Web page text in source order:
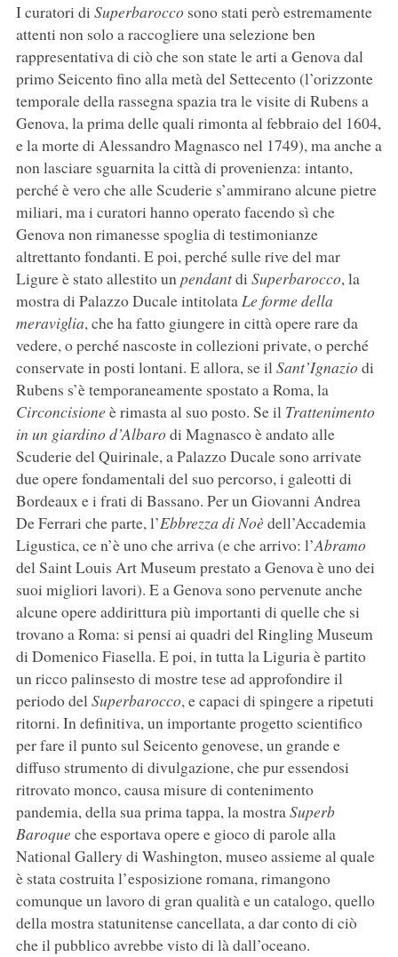
I curatori di Superbaroccosono stati però estremamente
attenti non solo a raccogliere una selezione ben
rappresentativa di ciò che son state le arti a Genova dal
primo Seicento fino alla metà del Settecento (l’orizzonte
temporale della rassegna spazia tra le visite di Rubens a
Genova, la prima delle quali rimonta al febbraio del 1604,
e la morte di Alessandro Magnasco nel 1749), ma anche a
non lasciare sguarnita la città di provenienza: intanto,
perché è vero che alle Scuderie s’ammirano alcune pietre
miliari, ma i curatori hanno operato facendo sì che
Genova non rimanesse spoglia di testimonianze
altrettanto fondanti. E poi, perché sulle rive del mar
Ligure è stato allestito unpendantdi Superbarocco, la
mostra di Palazzo Ducale intitolataLe forme della
meraviglia, che ha fatto giungere in città opere rare da
vedere, o perché nascoste in collezioni private, o perché
conservate in posti lontani. E allora, se ilSant’Ignaziodi
Rubens s’è temporaneamente spostato a Roma, la
Circoncisioneè rimasta al suo posto. Se il Trattenimento
in un giardino d’Albarodi Magnasco è andato alle
Scuderie del Quirinale, a Palazzo Ducale sono arrivate
due opere fondamentali del suo percorso, i galeotti di
Bordeaux e i frati di Bassano. Per un Giovanni Andrea
De Ferrari che parte, l’Ebbrezza di Noèdell’Accademia
Ligustica, ce n’è uno che arriva (e che arrivo: l’Abramo
del Saint Louis Art Museum prestato a Genova è uno dei
suoi migliori lavori). E a Genova sono pervenute anche
alcune opere addirittura più importanti di quelle che si
trovano a Roma: si pensi ai quadri del Ringling Museum
di Domenico Fiasella. E poi, in tutta la Liguria è partito
un ricco palinsesto di mostre tese ad approfondire il
periodo delSuperbarocco, e capaci di spingere a ripetuti
ritorni. In definitiva, un importante progetto scientifico
per fare il punto sul Seicento genovese, un grande e
diffuso strumento di divulgazione, che pur essendosi
ritrovato monco, causa misure di contenimento
pandemia, della sua prima tappa, la mostraSuperb
Baroqueche esportava opere e gioco di parole alla
National Gallery di Washington, museo assieme al quale
è stata costruita l’esposizione romana, rimangono
comunque un lavoro di gran qualità e un catalogo, quello
della mostra statunitense cancellata, a dar conto di ciò
che il pubblico avrebbe visto di là dall’oceano.